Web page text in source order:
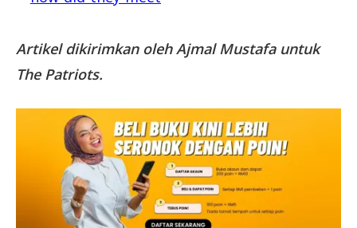
Artikel dikirimkan oleh Ajmal Mustafa untuk
The Patriots.